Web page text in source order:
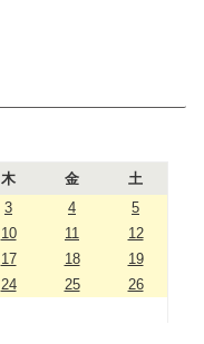
木 金
土
3 4
5
10 11
12
17 18
19
24 25
26